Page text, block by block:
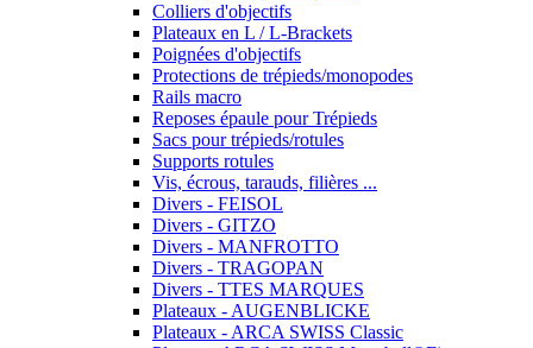
Colliers d'objectifs
Plateaux en L / L-Brackets
Poignées d'objectifs
Protections de trépieds/monopodes
Rails macro
Reposes épaule pour Trépieds
Sacs pour trépieds/rotules
Supports rotules
Vis, écrous, tarauds, filières ...
Divers - FEISOL
Divers - GITZO
Divers - MANFROTTO
Divers - TRAGOPAN
Divers - TTES MARQUES
Plateaux - AUGENBLICKE
Plateaux - ARCA SWISS Classic